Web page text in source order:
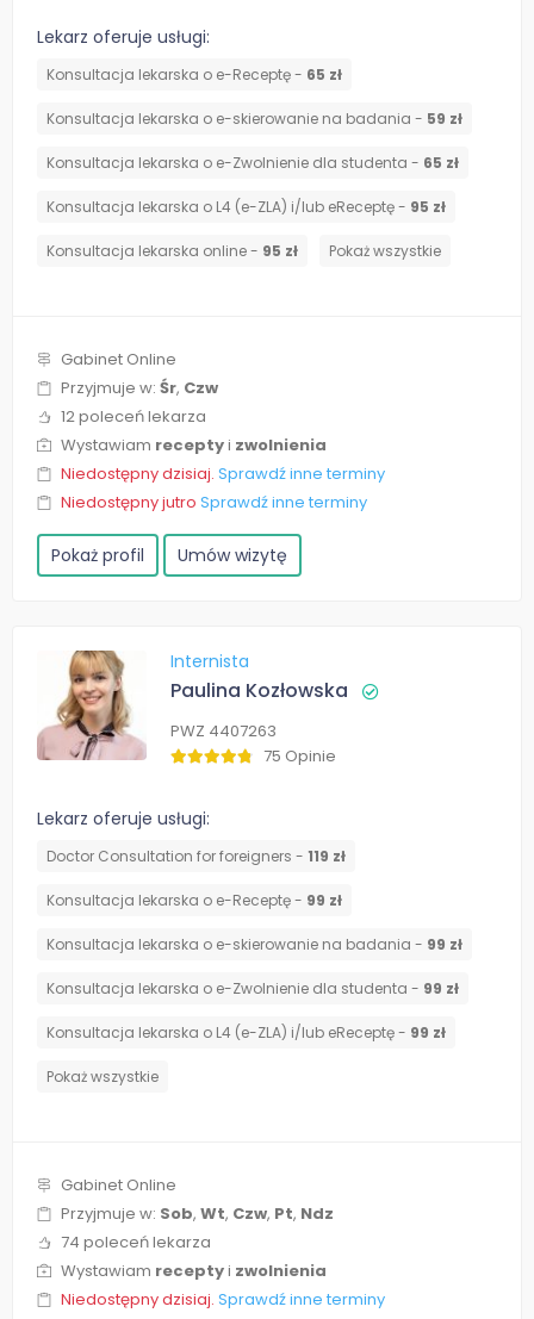
Lekarz oferuje usługi:
Konsultacja lekarska o e-Receptę - 65 zł
Konsultacja lekarska o e-skierowanie na badania - 59 zł
Konsultacja lekarska o e-Zwolnienie dla studenta - 65 zł
Konsultacja lekarska o L4 (e-ZLA) i/lub eReceptę - 95 zł
Konsultacja lekarska online - 95 zł Pokaż wszystkie
Gabinet Online
Przyjmuje w: Śr, Czw
12 poleceń lekarza
Wystawiam receptyi zwolnienia
Niedostępny dzisiaj. Sprawdź inne terminy
Niedostępny jutro Sprawdź inne terminy
Pokaż profil Umów wizytę
Internista
Paulina Kozłowska
PWZ 4407263
75 Opinie
Lekarz oferuje usługi:
Doctor Consultation for foreigners - 119 zł
Konsultacja lekarska o e-Receptę - 99 zł
Konsultacja lekarska o e-skierowanie na badania - 99 zł
Konsultacja lekarska o e-Zwolnienie dla studenta - 99 zł
Konsultacja lekarska o L4 (e-ZLA) i/lub eReceptę - 99 zł
Pokaż wszystkie
Gabinet Online
Przyjmuje w: Sob, Wt, Czw, Pt, Ndz
74 poleceń lekarza
Wystawiam receptyi zwolnienia
Niedostępny dzisiaj. Sprawdź inne terminy